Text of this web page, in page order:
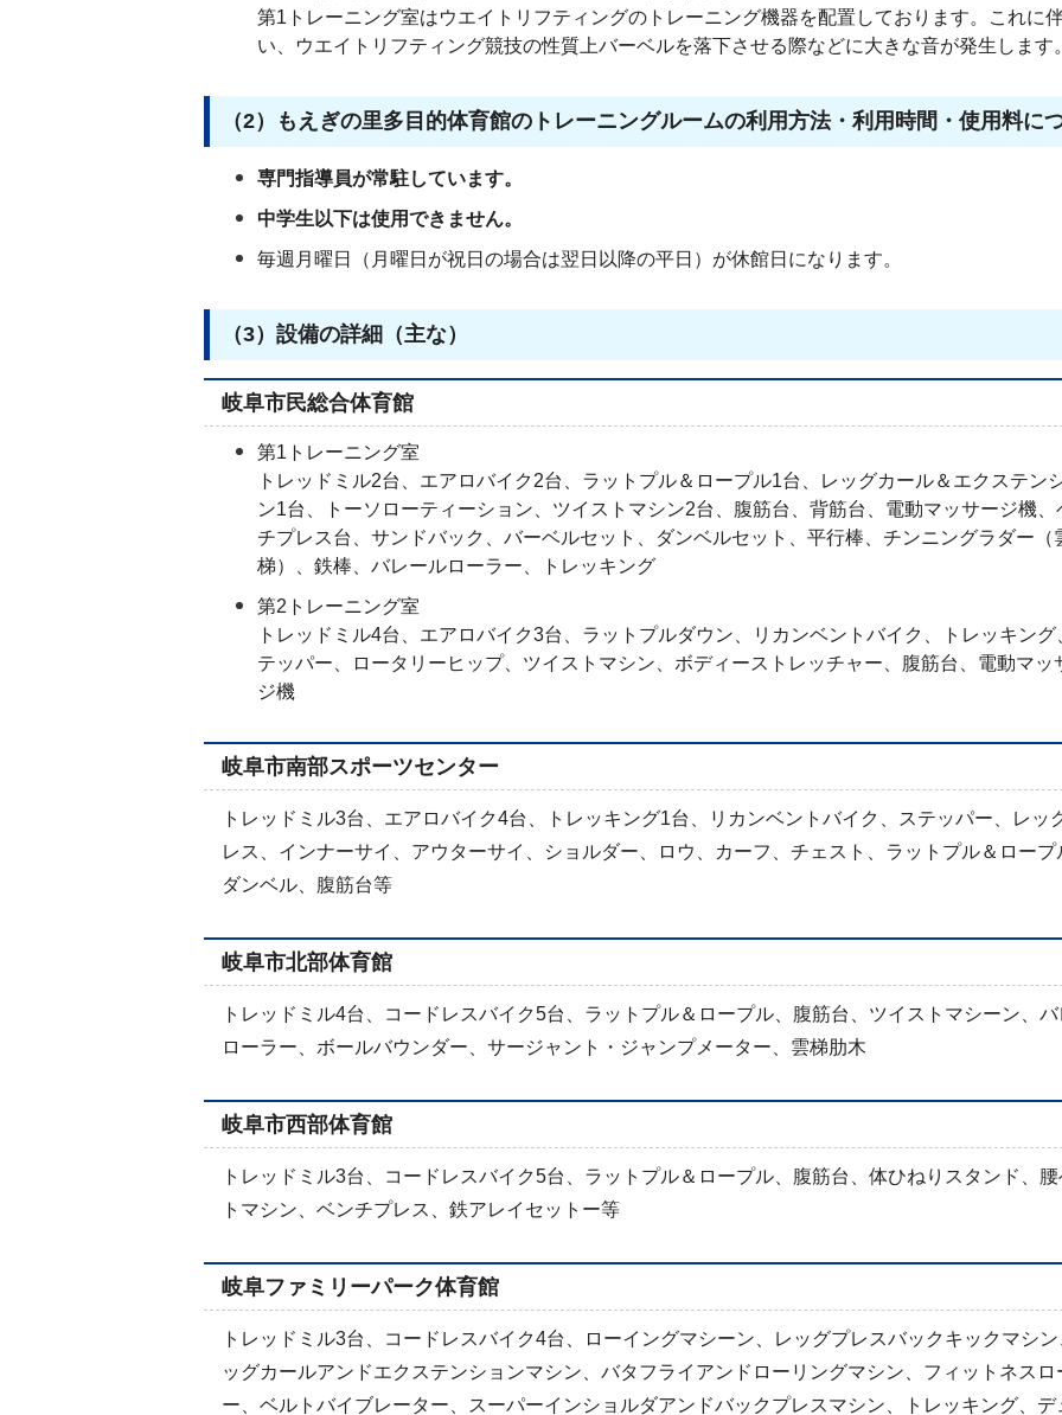
第1トレーニング室はウエイトリフティングのトレーニング機器を配置しております。これに
い、ウエイトリフティング競技の性質上バーベルを落下させる際などに大きな音が発生します。
（2）もえぎの里多目的体育館のトレーニングルームの利用方法・利用時間・使用料に
専門指導員が常駐しています。
中学生以下は使用できません。
毎週月曜日（月曜日が祝日の場合は翌日以降の平日）が休館日になります。
（3）設備の詳細（主な）
岐阜市民総合体育館
第1トレーニング室
トレッドミル2台、エアロバイク2台、ラットプル＆ロープル1台、レッグカール＆エクステン
ン1台、トーソローティーション、ツイストマシン2台、腹筋台、背筋台、電動マッサージ機、
チプレス台、サンドバック、バーベルセット、ダンベルセット、平行棒、チンニングラダー（
梯）、鉄棒、バレールローラー、トレッキング
第2トレーニング室
トレッドミル4台、エアロバイク3台、ラットプルダウン、リカンベントバイク、トレッキング
テッパー、ロータリーヒップ、ツイストマシン、ボディーストレッチャー、腹筋台、電動マッ
ジ機
岐阜市南部スポーツセンター
トレッドミル3台、エアロバイク4台、トレッキング1台、リカンベントバイク、ステッパー、レッ
レス、インナーサイ、アウターサイ、ショルダー、ロウ、カーフ、チェスト、ラットプル＆ロープ
ダンベル、腹筋台等
岐阜市北部体育館
トレッドミル4台、コードレスバイク5台、ラットプル＆ロープル、腹筋台、ツイストマシーン、
ローラー、ボールバウンダー、サージャント・ジャンプメーター、雲梯肋木
岐阜市西部体育館
トレッドミル3台、コードレスバイク5台、ラットプル＆ロープル、腹筋台、体ひねりスタンド、
トマシン、ベンチプレス、鉄アレイセットー等
岐阜ファミリーパーク体育館
トレッドミル3台、コードレスバイク4台、ローイングマシーン、レッグプレスバックキックマシン
ッグカールアンドエクステンションマシン、バタフライアンドローリングマシン、フィットネスロ
ー、ベルトバイブレーター、スーパーインショルダアンドバックプレスマシン、トレッキング、デ